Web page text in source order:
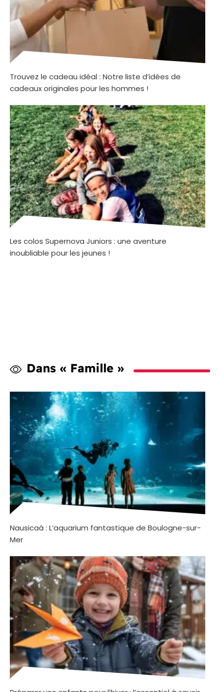
Trouvez le cadeau idéal : Notre liste d’idées de
cadeaux originales pour les hommes !
Les colos Supernova Juniors : une aventure
inoubliable pour les jeunes !
Dans « Famille »
Nausicaá : L’aquarium fantastique de Boulogne-sur-
Mer